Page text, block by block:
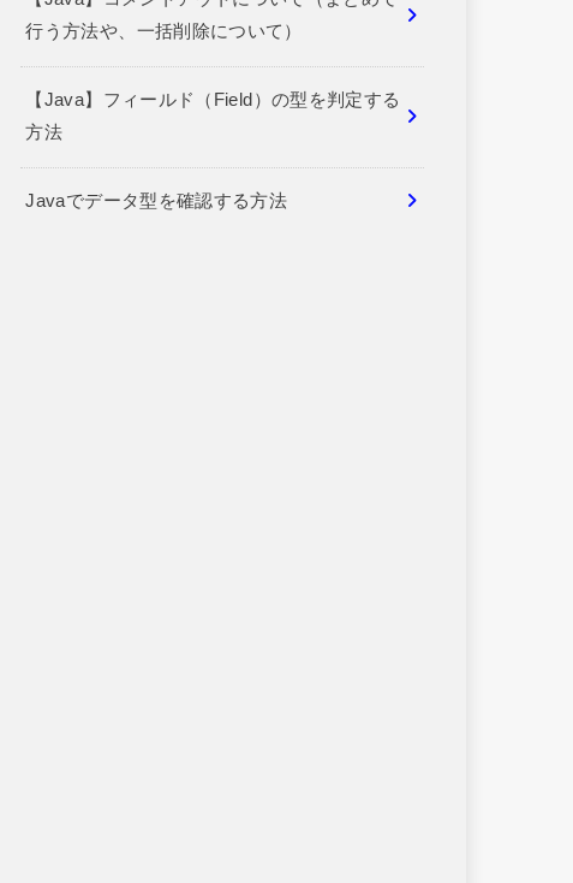
行う方法や、一括削除について）
【Java】フィールド（Field）の型を判定する
方法
Javaでデータ型を確認する方法